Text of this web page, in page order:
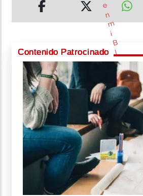
e
n
m
i
B
I
O
-
t
o
d
o
a
Contenido Patrocinado